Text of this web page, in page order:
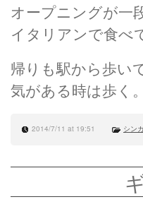
オープニングが一
イタリアンで食べ
帰りも駅から歩い
気がある時は歩く
2014/7/11 at 19:51 シン